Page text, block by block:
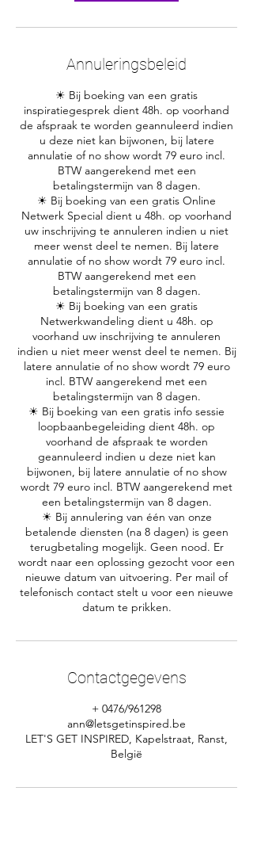
Annuleringsbeleid
☀ Bij boeking van een gratis
inspiratiegesprek dient 48h. op voorhand
de afspraak te worden geannuleerd indien
u deze niet kan bijwonen, bij latere
annulatie of no show wordt 79 euro incl.
BTW aangerekend met een
betalingstermijn van 8 dagen.
☀ Bij boeking van een gratis Online
Netwerk Special dient u 48h. op voorhand
uw inschrijving te annuleren indien u niet
meer wenst deel te nemen. Bij latere
annulatie of no show wordt 79 euro incl.
BTW aangerekend met een
betalingstermijn van 8 dagen.
☀ Bij boeking van een gratis
Netwerkwandeling dient u 48h. op
voorhand uw inschrijving te annuleren
indien u niet meer wenst deel te nemen. Bij
latere annulatie of no show wordt 79 euro
incl. BTW aangerekend met een
betalingstermijn van 8 dagen.
☀ Bij boeking van een gratis info sessie
loopbaanbegeleiding dient 48h. op
voorhand de afspraak te worden
geannuleerd indien u deze niet kan
bijwonen, bij latere annulatie of no show
wordt 79 euro incl. BTW aangerekend met
een betalingstermijn van 8 dagen.
☀ Bij annulering van één van onze
betalende diensten (na 8 dagen) is geen
terugbetaling mogelijk. Geen nood. Er
wordt naar een oplossing gezocht voor een
nieuwe datum van uitvoering. Per mail of
telefonisch contact stelt u voor een nieuwe
Contactgegevens
+ 0476/961298
ann@letsgetinspired.be
LET'S GET INSPIRED, Kapelstraat, Ranst,
België